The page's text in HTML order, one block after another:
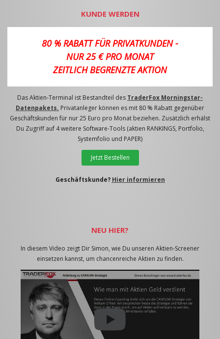
KUNDE WERDEN
80 % RABATT FÜR PRIVATKUNDEN -
NUR 25 € PRO MONAT
ZEITLICH BEGRENZTE AKTION
Das Aktien-Terminal ist Bestandteil des TraderFox Morningstar-
Datenpakets. Privatanleger können es mit 80 % Rabatt gegenüber
Geschäftskunden für nur 25 Euro pro Monat beziehen. Zusätzlich erhälst
Du Zugriff auf 4 weitere Software-Tools (aktien RANKINGS, Portfolio,
Systemfolio und PAPER)
Jetzt Bestellen
Geschäftskunde? Hier informieren
NEU HIER?
In diesem Video zeigt Dir Simon, wie Du unseren Aktien-Screener
einsetzen kannst, um chancenreiche Aktien zu finden.